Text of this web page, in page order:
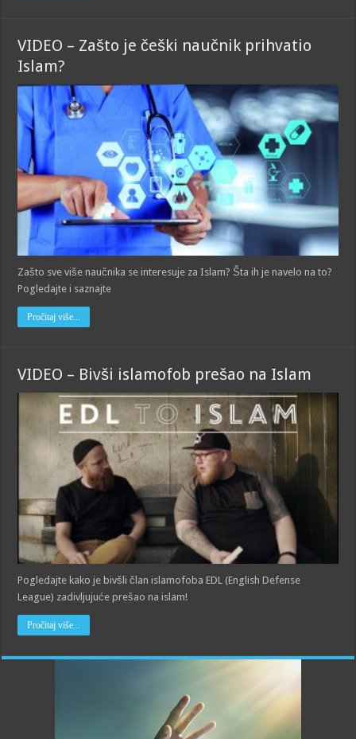
VIDEO – Zašto je češki naučnik prihvatio
Islam?
Zašto sve više naučnika se interesuje za Islam? Šta ih je navelo na to?
Pogledajte i saznajte
Pročitaj više...
VIDEO – Bivši islamofob prešao na Islam
Pogledajte kako je bivšli član islamofoba EDL (English Defense
League) zadivljujuće prešao na islam!
Pročitaj više...